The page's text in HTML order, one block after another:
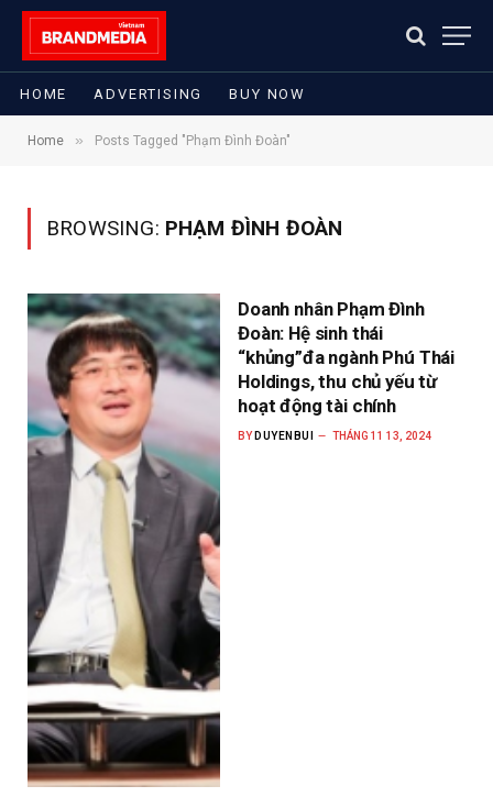
HOME ADVERTISING BUY NOW
Home » Posts Tagged "Phạm Đình Đoàn"
BROWSING: PHẠM ĐÌNH ĐOÀN
Doanh nhân Phạm Đình
Đoàn: Hệ sinh thái
“khủng”đa ngành Phú Thái
Holdings, thu chủ yếu từ
hoạt động tài chính
BY DUYENBUI THÁNG 11 13, 2024